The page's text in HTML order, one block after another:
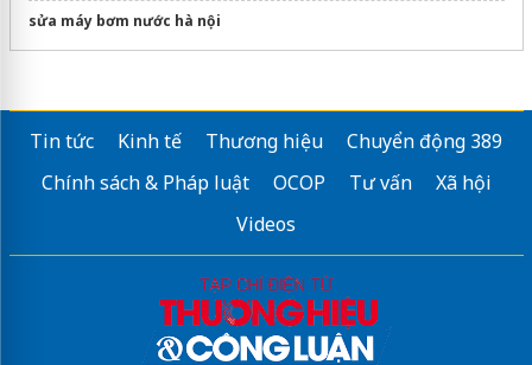
sửa máy bơm nước hà nội
Tin tức Kinh tế Thương hiệu
Chuyển động 389
Chính sách & Pháp luật
OCOP Tư vấn
Xã hội
Videos